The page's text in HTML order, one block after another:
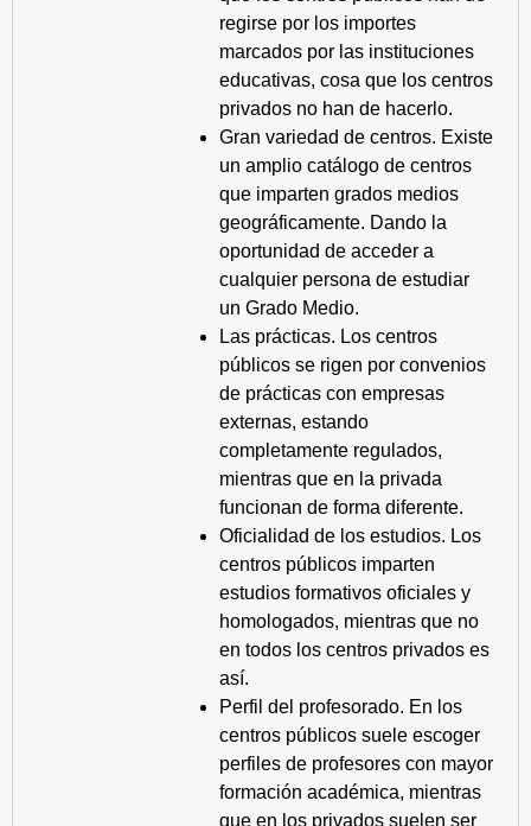
regirse por los importes
marcados por las instituciones
educativas, cosa que los centros
privados no han de hacerlo.
Gran variedad de centros. Existe
un amplio catálogo de centros
que imparten grados medios
geográficamente. Dando la
oportunidad de acceder a
cualquier persona de estudiar
un Grado Medio.
Las prácticas. Los centros
públicos se rigen por convenios
de prácticas con empresas
externas, estando
completamente regulados,
mientras que en la privada
funcionan de forma diferente.
Oficialidad de los estudios. Los
centros públicos imparten
estudios formativos oficiales y
homologados, mientras que no
en todos los centros privados es
así.
Perfil del profesorado. En los
centros públicos suele escoger
perfiles de profesores con mayor
formación académica, mientras
que en los privados suelen ser